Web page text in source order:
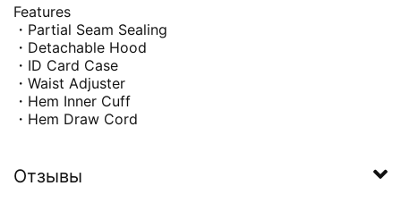
Features
・Partial Seam Sealing
・Detachable Hood
・ID Card Case
・Waist Adjuster
・Hem Inner Cuff
・Hem Draw Cord
Отзывы